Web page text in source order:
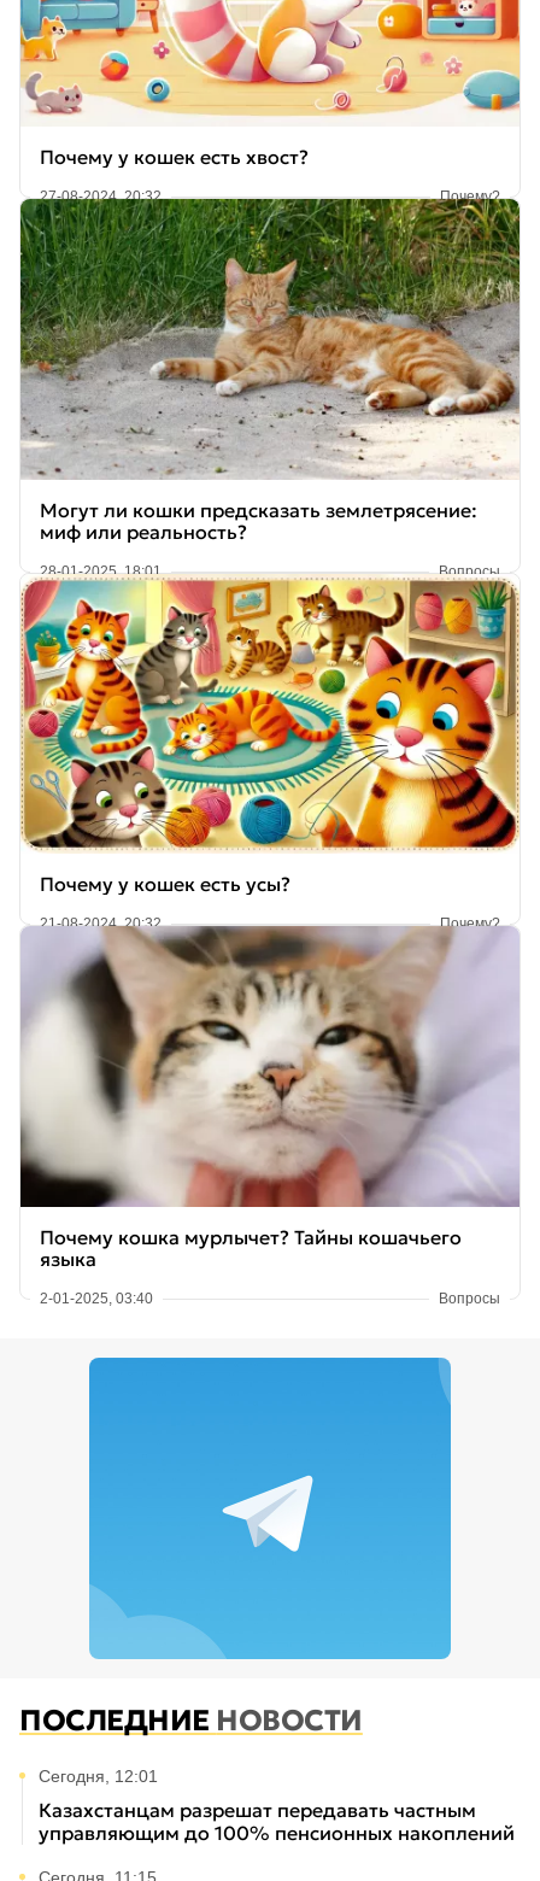
Почему у кошек есть хвост?
27-08-2024, 20:32 Почему?
Могут ли кошки предсказать землетрясение:
миф или реальность?
28-01-2025, 18:01 Вопросы
Почему у кошек есть усы?
21-08-2024, 20:32 Почему?
Почему кошка мурлычет? Тайны кошачьего
языка
2-01-2025, 03:40 Вопросы
ПОСЛЕДНИЕ НОВОСТИ
Сегодня, 12:01
Казахстанцам разрешат передавать частным
управляющим до 100% пенсионных накоплений